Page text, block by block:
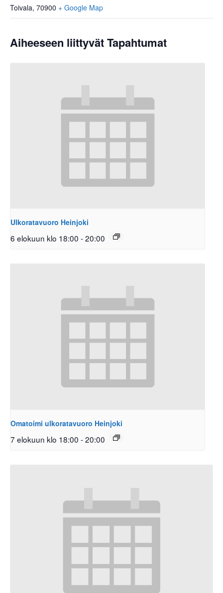
Toivala, 70900 + Google Map
Aiheeseen liittyvät Tapahtumat
Ulkoratavuoro Heinjoki
6 elokuun klo 18:00 -20:00
Omatoimi ulkoratavuoro Heinjoki
7 elokuun klo 18:00 -20:00